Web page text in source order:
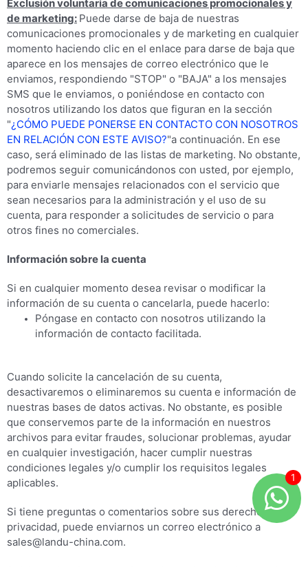
Exclusión voluntaria de comunicaciones promocionales y
de marketing: Puede darse de baja de nuestras
comunicaciones promocionales y de marketing en cualquier
momento haciendo clic en el enlace para darse de baja que
aparece en los mensajes de correo electrónico que le
enviamos, respondiendo "STOP" o "BAJA" a los mensajes
SMS que le enviamos, o poniéndose en contacto con
nosotros utilizando los datos que figuran en la sección
"¿CÓMO PUEDE PONERSE EN CONTACTO CON NOSOTROS
EN RELACIÓN CON ESTE AVISO?"a continuación. En ese
caso, será eliminado de las listas de marketing. No obstante,
podremos seguir comunicándonos con usted, por ejemplo,
para enviarle mensajes relacionados con el servicio que
sean necesarios para la administración y el uso de su
cuenta, para responder a solicitudes de servicio o para
otros fines no comerciales.
Información sobre la cuenta
Si en cualquier momento desea revisar o modificar la
información de su cuenta o cancelarla, puede hacerlo:
Póngase en contacto con nosotros utilizando la
información de contacto facilitada.
Cuando solicite la cancelación de su cuenta,
desactivaremos o eliminaremos su cuenta e información de
nuestras bases de datos activas. No obstante, es posible
que conservemos parte de la información en nuestros
archivos para evitar fraudes, solucionar problemas, ayudar
en cualquier investigación, hacer cumplir nuestras
condiciones legales y/o cumplir los requisitos legales
aplicables.
Si tiene preguntas o comentarios sobre sus derechos de
privacidad, puede enviarnos un correo electrónico a
sales@landu-china.com.